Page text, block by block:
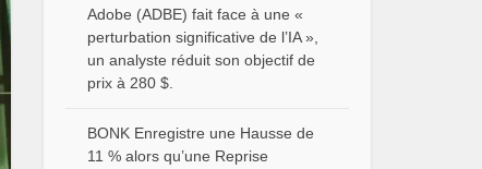
Adobe (ADBE) fait face à une «
perturbation significative de l’IA »,
un analyste réduit son objectif de
prix à 280 $.
BONK Enregistre une Hausse de
11 % alors qu’une Reprise